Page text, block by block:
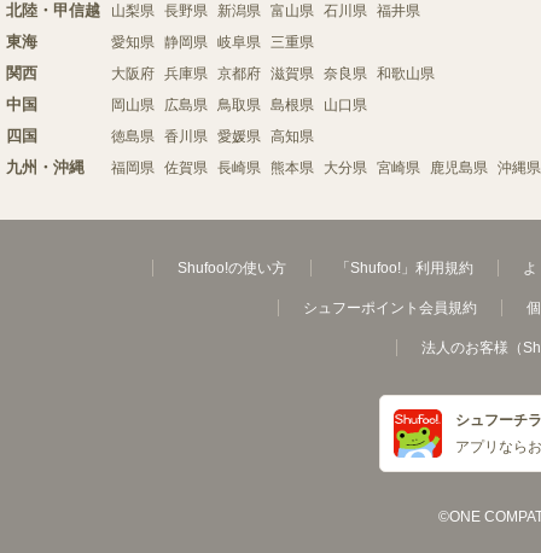
北陸・甲信越 山梨県 長野県 新潟県 富山県 石川県 福井県
東海 愛知県 静岡県 岐阜県 三重県
関西 大阪府 兵庫県 京都府 滋賀県 奈良県 和歌山県
中国 岡山県 広島県 鳥取県 島根県 山口県
四国 徳島県 香川県 愛媛県 高知県
九州・沖縄 福岡県 佐賀県 長崎県 熊本県 大分県 宮崎県 鹿児島県 沖縄県
Shufoo!の使い方 「Shufoo!」利用規約 よ
シュフーポイント会員規約
法人のお客様（
シュフーチ
アプリなら
©ONE